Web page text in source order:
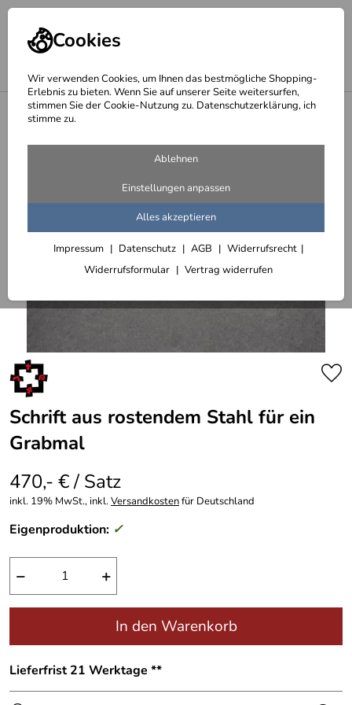
Cookies
Wir verwenden Cookies, um Ihnen das bestmögliche Shopping-
Erlebnis zu bieten. Wenn Sie auf unserer Seite weitersurfen,
stimmen Sie der Cookie-Nutzung zu. Datenschutzerklärung, ich
stimme zu.
Ablehnen
Einstellungen anpassen
Alles akzeptieren
Impressum Datenschutz AGB
Widerrufsrecht
Widerrufsformular
Vertrag widerrufen
Schreibschriften aus Edelstahl gelasert
Schrift aus rostendem Stahl für ein
Grabmal
470,- € / Satz
inkl. 19% MwSt., inkl.Versandkostenfür Deutschland
Eigenproduktion: ✓
− +
In den Warenkorb
Lieferfrist 21 Werktage **